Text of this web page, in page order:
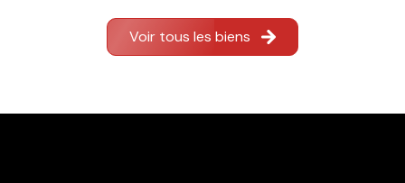
Voir tous les biens